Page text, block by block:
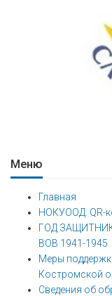
Меню
Главная
НОКУООД. QR-
ГОД
ВОВ 1941-1945
Меры
Костромской
Сведения об